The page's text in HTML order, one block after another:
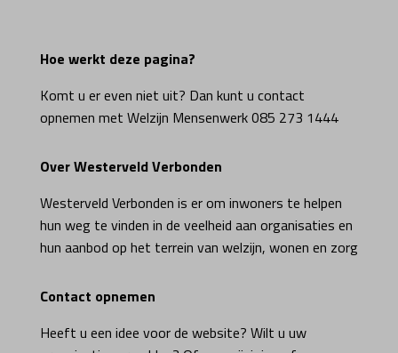
Hoe werkt deze pagina?
Komt u er even niet uit? Dan kunt u contact
opnemen met Welzijn Mensenwerk 085 273 1444
Over Westerveld Verbonden
Westerveld Verbonden is er om inwoners te helpen
hun weg te vinden in de veelheid aan organisaties en
hun aanbod op het terrein van welzijn, wonen en zorg
Contact opnemen
Heeft u een idee voor de website? Wilt u uw